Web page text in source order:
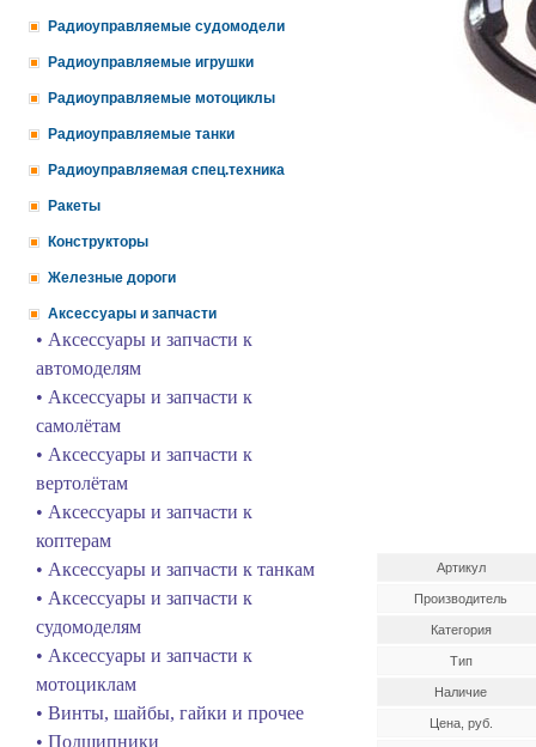
Радиоуправляемые судомодели
Радиоуправляемые игрушки
Радиоуправляемые мотоциклы
Радиоуправляемые танки
Радиоуправляемая спец.техника
Ракеты
Конструкторы
Железные дороги
Аксессуары и запчасти
• Аксессуары и запчасти к
автомоделям
• Аксессуары и запчасти к
самолётам
• Аксессуары и запчасти к
вертолётам
• Аксессуары и запчасти к
коптерам
• Аксессуары и запчасти к танкам
• Аксессуары и запчасти к
судомоделям
• Аксессуары и запчасти к
мотоциклам
• Винты, шайбы, гайки и прочее
• Подшипники
Артикул
Производитель
Категория
Тип
Наличие
Цена, руб.